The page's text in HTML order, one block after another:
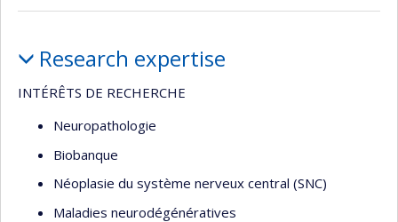
Research expertise
INTÉRÊTS DE RECHERCHE
Neuropathologie
Biobanque
Néoplasie du système nerveux central (SNC)
Maladies neurodégénératives